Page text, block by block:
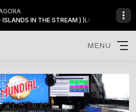
IN THE STREAM ) )LIVE)
MENU